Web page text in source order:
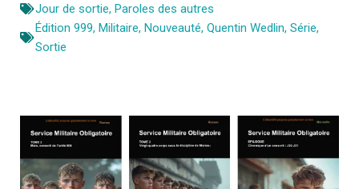
Jour de sortie, Paroles des autres
Édition 999, Militaire, Nouveauté, Quentin Wedlin, Série,
Sortie